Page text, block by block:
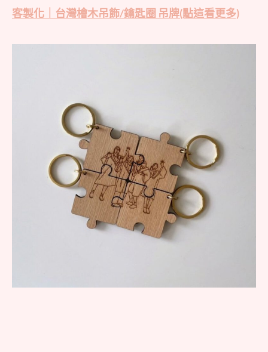
客製化｜台灣檜木吊飾/鑰匙圈 吊牌(點這看更多)